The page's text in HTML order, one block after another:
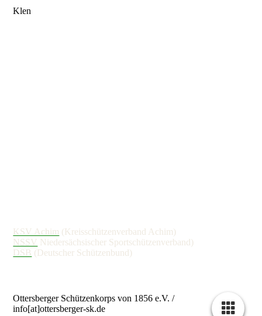
Klen
KSV Achim (Kreisschützenverband Achim)
NSSV Niedersächsischer Sportschützenverband)
DSB (Deutscher Schützenbund)
Ottersberger Schützenkorps von 1856 e.V. /
info[at]ottersberger-sk.de